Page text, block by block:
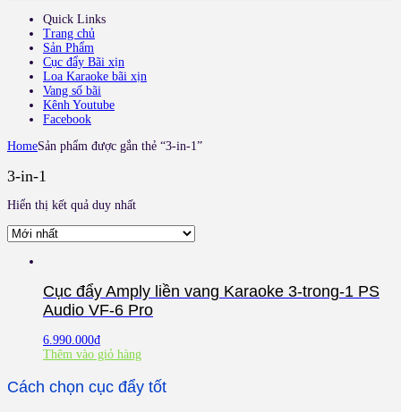
Quick Links
Trang chủ
Sản Phẩm
Cục đẩy Bãi xịn
Loa Karaoke bãi xịn
Vang số bãi
Kênh Youtube
Facebook
HomeSản phẩm được gắn thẻ “3-in-1”
3-in-1
Hiển thị kết quả duy nhất
Cục đẩy Amply liền vang Karaoke 3-trong-1 PS
Audio VF-6 Pro
6.990.000₫
Thêm vào giỏ hàng
Cách chọn cục đẩy tốt